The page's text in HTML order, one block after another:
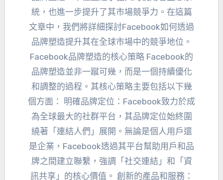
統，也進一步提升了其市場競爭力。在這篇
文章中，我們將詳細探討Facebook如何透過
品牌塑造提升其在全球市場中的競爭地位。
Facebook品牌塑造的核心策略 Facebook的
品牌塑造並非一蹴可幾，而是一個持續優化
和調整的過程。其核心策略主要包括以下幾
個方面： 明確品牌定位：Facebook致力於成
為全球最大的社群平台，其品牌定位始終圍
繞著「連結人們」展開。無論是個人用戶還
是企業，Facebook透過其平台幫助用戶和品
牌之間建立聯繫，強調「社交連結」和「資
訊共享」的核心價值。 創新的產品和服務：